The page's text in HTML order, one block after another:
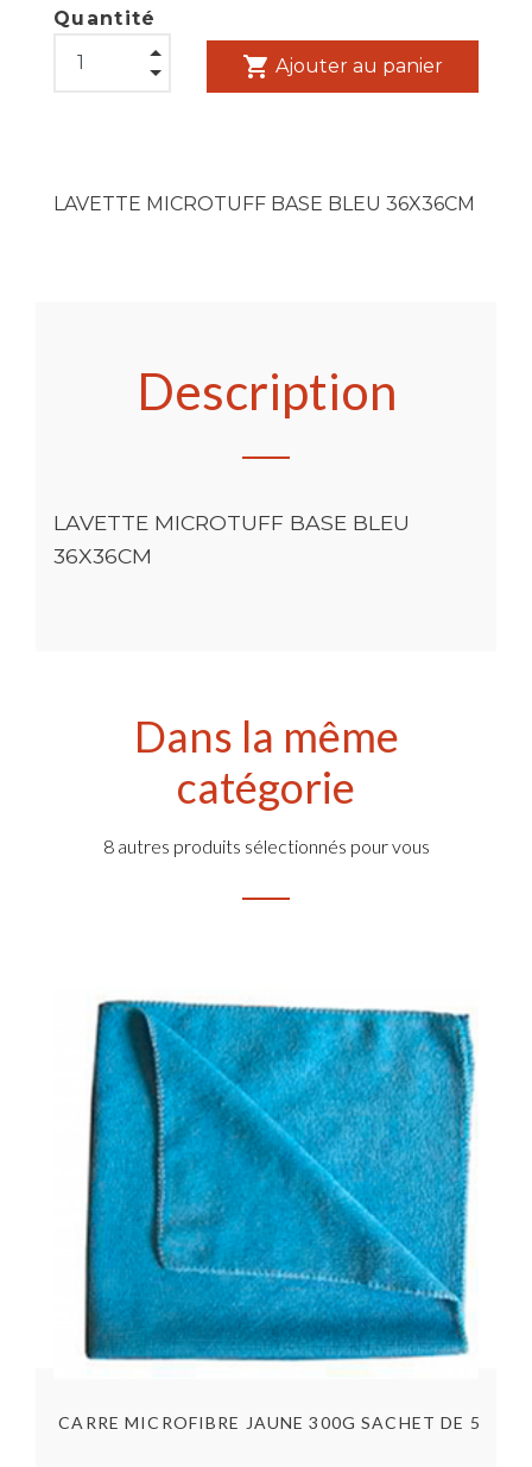
Quantité
shopping_cart Ajouter au panier
LAVETTE MICROTUFF BASE BLEU 36X36CM
Description
LAVETTE MICROTUFF BASE BLEU
36X36CM
Dans la même
catégorie
8 autres produits sélectionnés pour vous
CARRE MICROFIBRE JAUNE 300G SACHET DE 5